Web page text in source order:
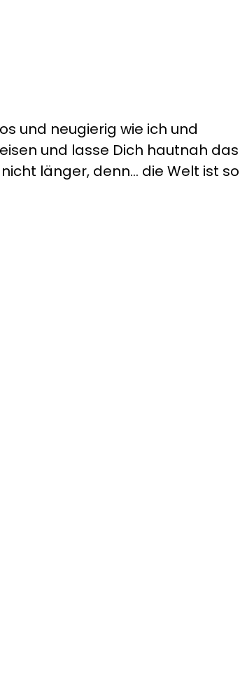
und neugierig wie ich und
und lasse Dich hautnah das
länger, denn... die Welt ist so